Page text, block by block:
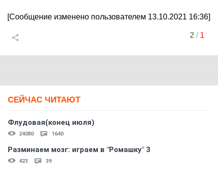
[Сообщение изменено пользователем 13.10.2021 16:36]
2 / 1
СЕЙЧАС ЧИТАЮТ
Флудовая(конец июля)
24080 1640
Разминаем мозг: играем в "Ромашку" 3
423 39